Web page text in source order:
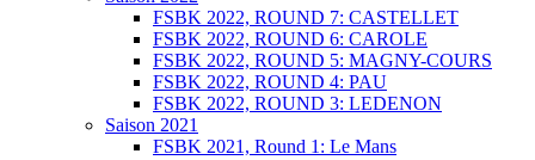
FSBK 2022, ROUND 7: CASTELLET
FSBK 2022, ROUND 6: CAROLE
FSBK 2022, ROUND 5: MAGNY-COURS
FSBK 2022, ROUND 4: PAU
FSBK 2022, ROUND 3: LEDENON
Saison 2021
FSBK 2021, Round 1: Le Mans